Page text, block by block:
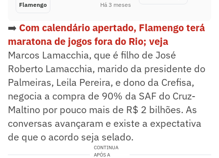
Flamengo Há 3 meses
➡️ Com calendário apertado, Flamengo terá
maratona de jogos fora do Rio; veja
Marcos Lamacchia, que é filho de José
Roberto Lamacchia, marido da presidente do
Palmeiras, Leila Pereira, e dono da Crefisa,
negocia a compra de 90% da SAF do Cruz-
Maltino por pouco mais de R$ 2 bilhões. As
conversas avançaram e existe a expectativa
de que o acordo seja selado.
CONTINUA
APÓS A